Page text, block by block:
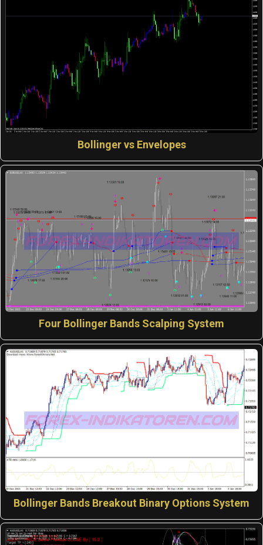
Bollinger vs Envelopes
Four Bollinger Bands Scalping System
Bollinger Bands Breakout Binary Options System